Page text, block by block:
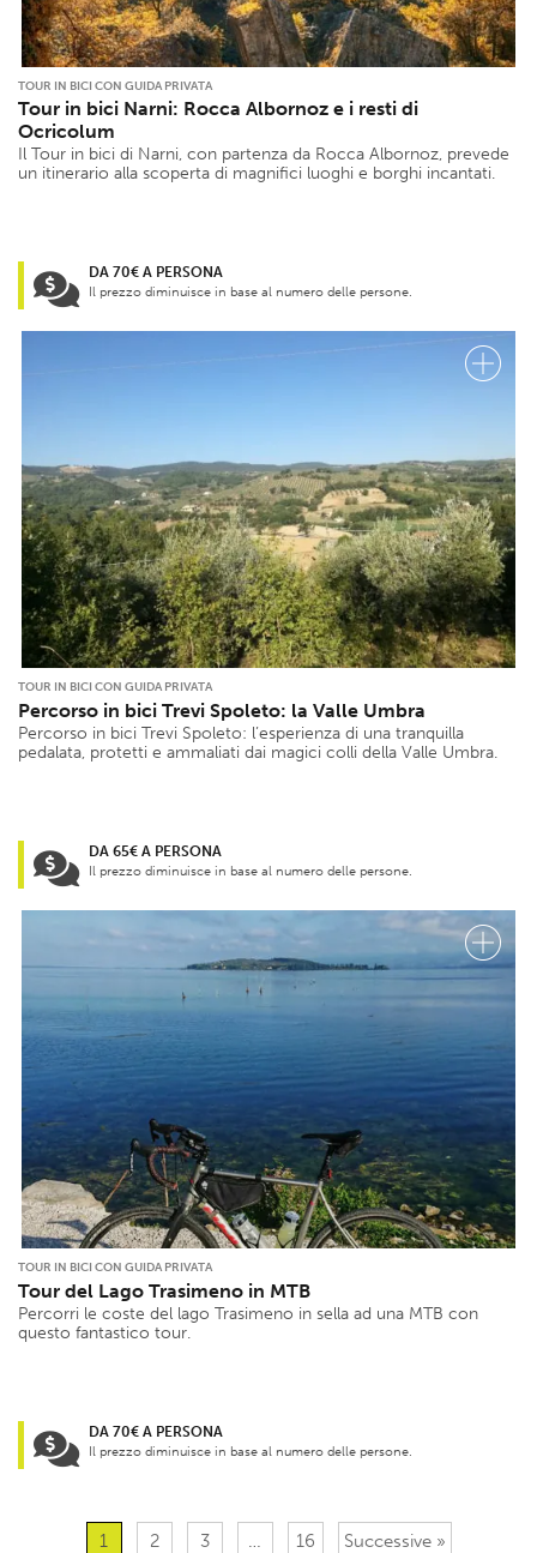
TOUR IN BICI CON GUIDA PRIVATA
Tour in bici Narni: Rocca Albornoz e i resti di
Ocricolum
Il Tour in bici di Narni, con partenza da Rocca Albornoz, prevede
un itinerario alla scoperta di magnifici luoghi e borghi incantati.
DA 70€ A PERSONA
Il prezzo diminuisce in base al numero delle persone.
TOUR IN BICI CON GUIDA PRIVATA
Percorso in bici Trevi Spoleto: la Valle Umbra
Percorso in bici Trevi Spoleto: l’esperienza di una tranquilla
pedalata, protetti e ammaliati dai magici colli della Valle Umbra.
DA 65€ A PERSONA
Il prezzo diminuisce in base al numero delle persone.
TOUR IN BICI CON GUIDA PRIVATA
Tour del Lago Trasimeno in MTB
Percorri le coste del lago Trasimeno in sella ad una MTB con
questo fantastico tour.
DA 70€ A PERSONA
Il prezzo diminuisce in base al numero delle persone.
1 2 3 … 16 Successive »